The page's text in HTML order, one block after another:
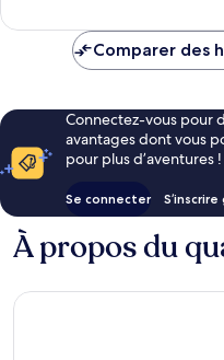
Comparer des
Connectez-vous pour
avantages dont vous
pour plus d’aventures !
Se connecter
À propos du